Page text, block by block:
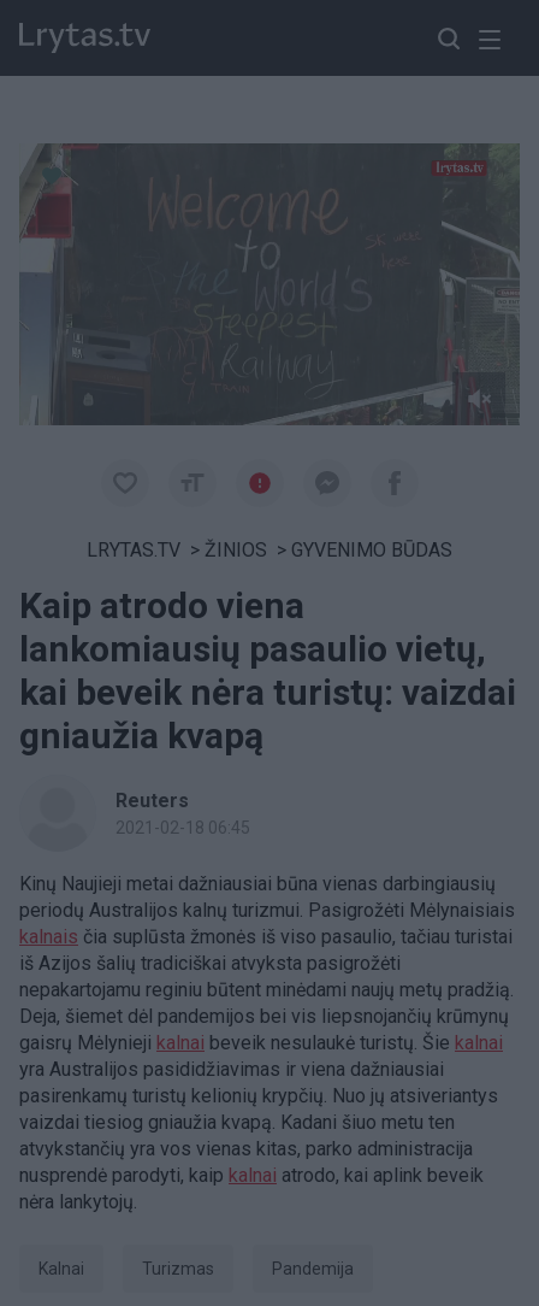
Paremkite Ukrainą
LRYTAS.TV > ŽINIOS > GYVENIMO BŪDAS
Kaip atrodo viena
lankomiausių pasaulio vietų,
kai beveik nėra turistų: vaizdai
gniaužia kvapą
Reuters
2021-02-18 06:45
Kinų Naujieji metai dažniausiai būna vienas darbingiausių
periodų Australijos kalnų turizmui. Pasigrožėti Mėlynaisiais
kalnais čia suplūsta žmonės iš viso pasaulio, tačiau turistai
iš Azijos šalių tradiciškai atvyksta pasigrožėti
nepakartojamu reginiu būtent minėdami naujų metų pradžią.
Deja, šiemet dėl pandemijos bei vis liepsnojančių krūmynų
gaisrų Mėlynieji kalnai beveik nesulaukė turistų. Šie kalnai
yra Australijos pasididžiavimas ir viena dažniausiai
pasirenkamų turistų kelionių krypčių. Nuo jų atsiveriantys
vaizdai tiesiog gniaužia kvapą. Kadani šiuo metu ten
atvykstančių yra vos vienas kitas, parko administracija
nusprendė parodyti, kaip kalnai atrodo, kai aplink beveik
nėra lankytojų.
Kalnai Turizmas pandemija